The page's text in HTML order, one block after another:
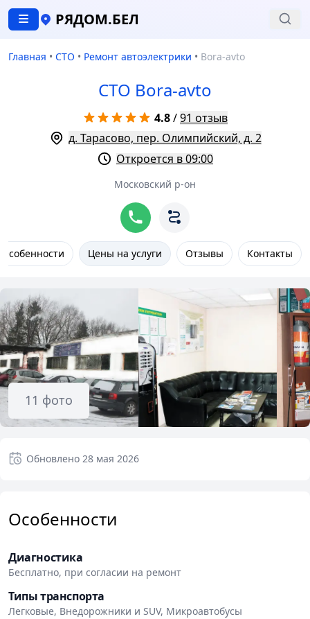
РЯДОМ.БЕЛ
Главная • СТО • Ремонт автоэлектрики • Bora-avto
СТО Bora-avto
4.8/91 отзыв
д. Тарасово, пер. Олимпийский, д. 2
Откроется в 09:00
Московский р-он
Особенности Цены на услуги Отзывы Контакты
11 фото
Обновлено 28 мая 2026
Особенности
Диагностика
Бесплатно, при согласии на ремонт
Типы транспорта
Легковые, Внедорожники и SUV, Микроавтобусы